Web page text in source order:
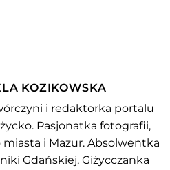
KOZIKOWSKA
i redaktorka portalu
Pasjonatka fotografii,
i Mazur. Absolwentka
Gdańskiej, Giżycczanka